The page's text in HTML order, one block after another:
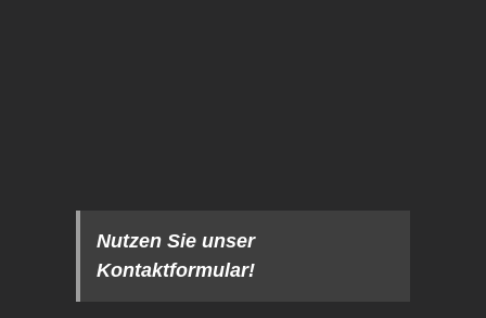
Nutzen Sie unser
Kontaktformular!